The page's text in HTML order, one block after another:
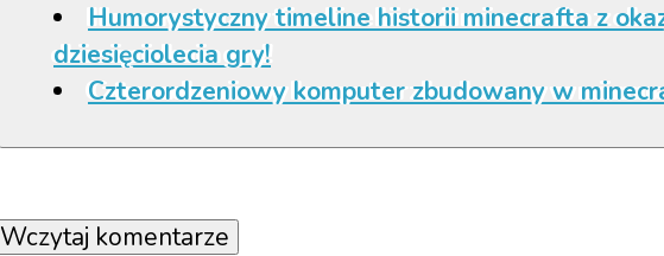
Humorystyczny timeline historii minecrafta z
dziesięciolecia gry!
Czterordzeniowy komputer zbudowany w
Wczytaj komentarze